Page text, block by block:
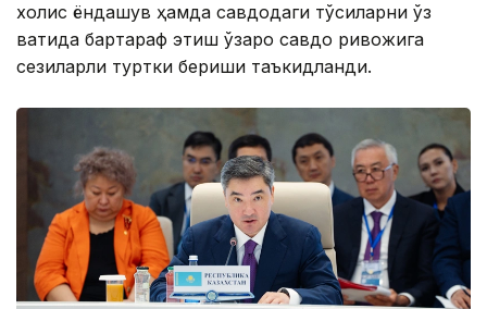
холис ёндашув ҳамда савдодаги тўсиқларни ўз
вақтида бартараф этиш ўзаро савдо ривожига
сезиларли туртки бериши таъкидланди.